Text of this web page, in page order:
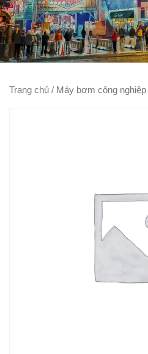
Trang chủ / Máy bơm công nghiệp